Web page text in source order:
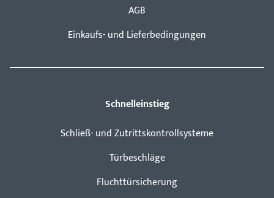
AGB
Einkaufs- und Lieferbedingungen
Schnelleinstieg
Schließ- und Zutrittskontrollsysteme
Türbeschläge
Fluchttürsicherung